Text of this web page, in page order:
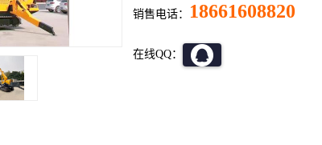
销售电话： 18661608820
在线QQ：